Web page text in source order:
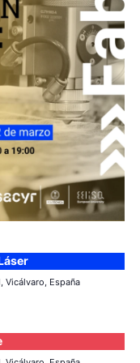
c
i
ó
n
d
e
v
i
a
ó
n
d
e
v
i
t
a
s
e
E
Vicálvaro, España